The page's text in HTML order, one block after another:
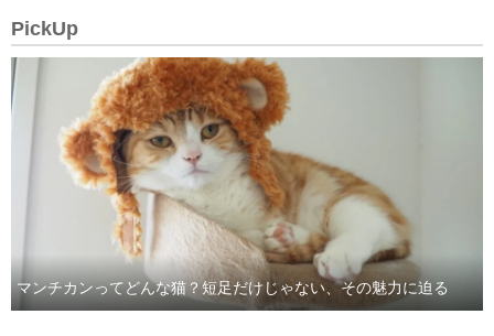
PickUp
マンチカンってどんな猫？短足だけじゃない、その魅力に迫る